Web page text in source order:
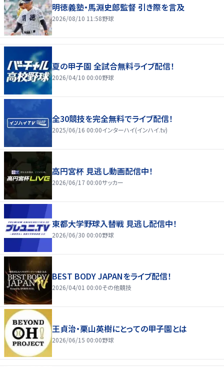
明徳義塾・馬淵史郎監督 引き際を言及
2026/08/10 11:58野球
夏の甲子園 全試合無料ライブ配信！
2026/04/10 00:00野球
全30競技を完全無料でライブ配信！
2025/06/16 00:00インターハイ(インハイ.tv)
高円宮杯 見逃し動画配信中！
2026/06/17 00:00サッカー
東都大学野球入替戦 見逃し配信中！
2026/06/30 00:00野球
BEST BODY JAPANをライブ配信！
2026/04/01 00:00その他競技
王貞治・栗山英樹にとっての甲子園とは
2026/06/15 00:00野球